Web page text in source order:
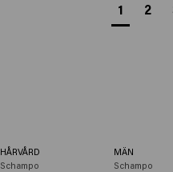
1 2
HÅRVÅRD
Schampo
MÄN
Schampo